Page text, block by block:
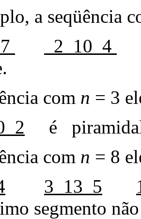
a seqüência
2 10 4
com n = 3
2 é piramidal
com n = 8
3 13 5
segmento